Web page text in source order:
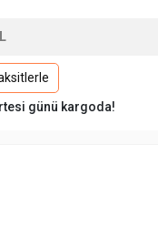
günü kargoda!